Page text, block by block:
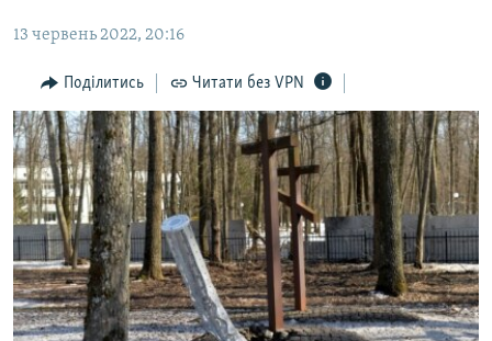
Перейти
пошуку
ПОГЛЯД
ІНТЕРВ'Ю
ВСЕ ЗА ДЕНЬ
СПЕЦПРОЕКТИ
ДЕПОРТАЦІЯ
ВІДЕОУРОКИ «ELIFBE»
СВІДЧЕННЯ ОКУПАЦІЇ
УКРАЇНСЬКА ПРОБЛЕМА КРИМУ
ЯК ОБІЙТИ БЛОКУВАННЯ
Русский
Qırımtatar
13 червень 2022, 20:16
Поділитись Читати без VPN